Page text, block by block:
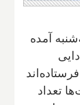
آمده
۷۸۵ کانادایی
تعداد